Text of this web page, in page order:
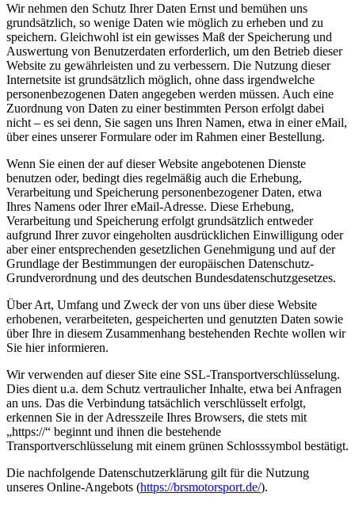
Wir nehmen den Schutz Ihrer Daten Ernst und bemühen uns
grundsätzlich, so wenige Daten wie möglich zu erheben und zu
speichern. Gleichwohl ist ein gewisses Maß der Speicherung und
Auswertung von Benutzerdaten erforderlich, um den Betrieb dieser
Website zu gewährleisten und zu verbessern. Die Nutzung dieser
Internetsite ist grundsätzlich möglich, ohne dass irgendwelche
personenbezogenen Daten angegeben werden müssen. Auch eine
Zuordnung von Daten zu einer bestimmten Person erfolgt dabei
nicht – es sei denn, Sie sagen uns Ihren Namen, etwa in einer eMail,
über eines unserer Formulare oder im Rahmen einer Bestellung.
Wenn Sie einen der auf dieser Website angebotenen Dienste
benutzen oder, bedingt dies regelmäßig auch die Erhebung,
Verarbeitung und Speicherung personenbezogener Daten, etwa
Ihres Namens oder Ihrer eMail-Adresse. Diese Erhebung,
Verarbeitung und Speicherung erfolgt grundsätzlich entweder
aufgrund Ihrer zuvor eingeholten ausdrücklichen Einwilligung oder
aber einer entsprechenden gesetzlichen Genehmigung und auf der
Grundlage der Bestimmungen der europäischen Datenschutz-
Grundverordnung und des deutschen Bundesdatenschutzgesetzes.
Über Art, Umfang und Zweck der von uns über diese Website
erhobenen, verarbeiteten, gespeicherten und genutzten Daten sowie
über Ihre in diesem Zusammenhang bestehenden Rechte wollen wir
Sie hier informieren.
Wir verwenden auf dieser Site eine SSL-Transportverschlüsselung.
Dies dient u.a. dem Schutz vertraulicher Inhalte, etwa bei Anfragen
an uns. Das die Verbindung tatsächlich verschlüsselt erfolgt,
erkennen Sie in der Adresszeile Ihres Browsers, die stets mit
„https://“ beginnt und ihnen die bestehende
Transportverschlüsselung mit einem grünen Schlosssymbol bestätigt.
Die nachfolgende Datenschutzerklärung gilt für die Nutzung
unseres Online-Angebots (https://brsmotorsport.de/).